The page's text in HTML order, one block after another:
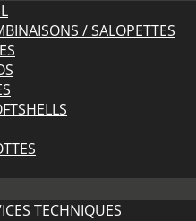
/ SALOPETTES
TECHNIQUES